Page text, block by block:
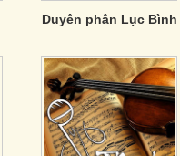
Duyên phân Lục Bình